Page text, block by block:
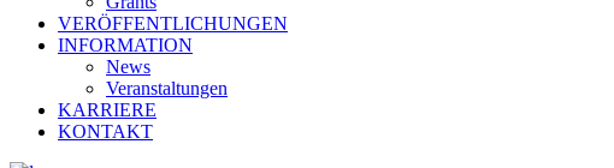
VERÖFFENTLICHUNGEN
INFORMATION
News
Veranstaltungen
KARRIERE
KONTAKT